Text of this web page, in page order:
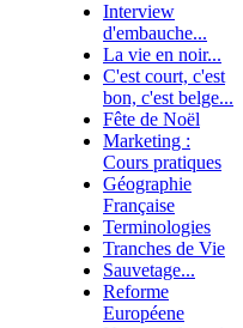
Interview
d'embauche...
La vie en noir...
C'est court, c'est
bon, c'est belge...
Fête de Noël
Marketing :
Cours pratiques
Géographie
Française
Terminologies
Tranches de Vie
Sauvetage...
Reforme
Européene